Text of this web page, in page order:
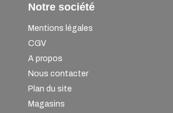
Notre société
Mentions légales
CGV
A propos
Nous contacter
Plan du site
Magasins